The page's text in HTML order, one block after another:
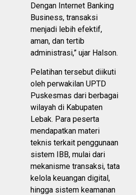
Dengan Internet Banking
Business, transaksi
menjadi lebih efektif,
aman, dan tertib
administrasi,” ujar Halson.
Pelatihan tersebut diikuti
oleh perwakilan UPTD
Puskesmas dari berbagai
wilayah di Kabupaten
Lebak. Para peserta
mendapatkan materi
teknis terkait penggunaan
sistem IBB, mulai dari
mekanisme transaksi, tata
kelola keuangan digital,
hingga sistem keamanan